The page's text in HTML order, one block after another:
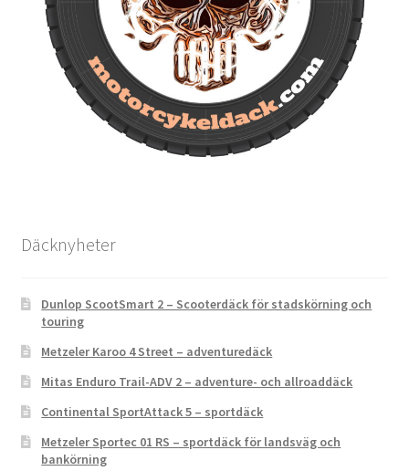
Däcknyheter
Dunlop ScootSmart 2 – Scooterdäck för stadskörning och
touring
Metzeler Karoo 4 Street – adventuredäck
Mitas Enduro Trail-ADV 2 – adventure- och allroaddäck
Continental SportAttack 5 – sportdäck
Metzeler Sportec 01 RS – sportdäck för landsväg och
bankörning